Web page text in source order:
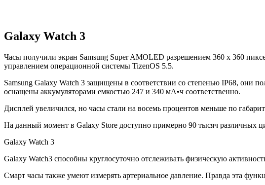
Galaxy Watch 3
Часы получили экран Samsung Super AMOLED разрешением 360 х 360
управлением операционной системы TizenOS 5.5.
Samsung Galaxy Watch 3 защищены в соответствии со степенью IP68, они
оснащены аккумуляторами емкостью 247 и 340 мА•ч соответственно.
Дисплей увеличился, но часы стали на восемь процентов меньше по
На данный момент в Galaxy Store доступно примерно 90 тысяч различных
Galaxy Watch 3
Galaxy Watch3 способны круглосуточно отслеживать физическую
Смарт часы также умеют измерять артериальное давление. Правда эта